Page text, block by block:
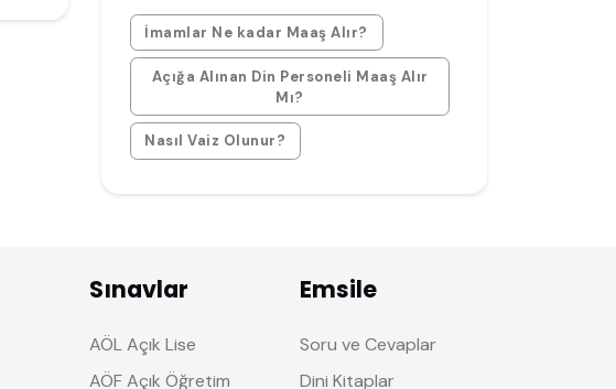
İmamlar Ne kadar Maaş Alır?
Açığa Alınan Din Personeli Maaş Alır
Mı?
Nasıl Vaiz Olunur?
Sınavlar
AÖL Açık Lise
AÖF Açık Öğretim
Emsile
Soru ve Cevaplar
Dini Kitaplar